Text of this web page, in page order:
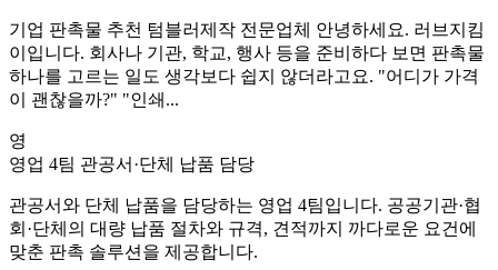
기업 판촉물 추천 텀블러제작 전문업체 안녕하세요. 러브지킴
이입니다. 회사나 기관, 학교, 행사 등을 준비하다 보면 판촉물
하나를 고르는 일도 생각보다 쉽지 않더라고요. "어디가 가격
이 괜찮을까?" "인쇄...
영
영업 4팀 관공서·단체 납품 담당
관공서와 단체 납품을 담당하는 영업 4팀입니다. 공공기관·협
회·단체의 대량 납품 절차와 규격, 견적까지 까다로운 요건에
맞춘 판촉 솔루션을 제공합니다.